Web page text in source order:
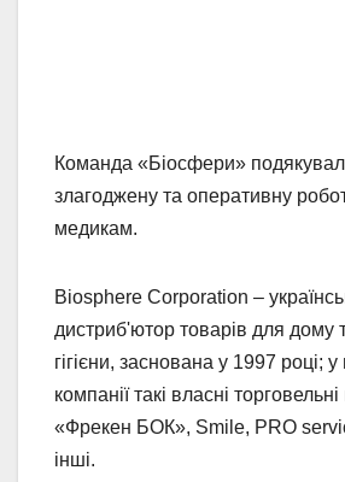
Команда «Біосфери»
злагоджену та оперативну
медикам.
Biosphere Corporation –
дистриб'ютор товарів для дому
гігієни, заснована у 1997 році;
компанії такі власні
«Фрекен БОК», Smile, PRO
інші.